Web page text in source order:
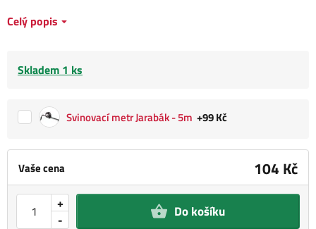
Vaše cena 104 Kč
-
+ Do košíku
Celý popis
Skladem 1 ks
Svinovací metr Jarabák - 5m +99 Kč